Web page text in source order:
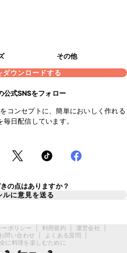
その他
ダウンロードする
公式SNSをフォロー
コンセプトに、簡単においしく作れる
毎日配信しています。
の点はありますか？
ルに意見を送る
ポリシー 利用規約 運営会社
問い合わせ
よくある質問
に料理を楽しむために